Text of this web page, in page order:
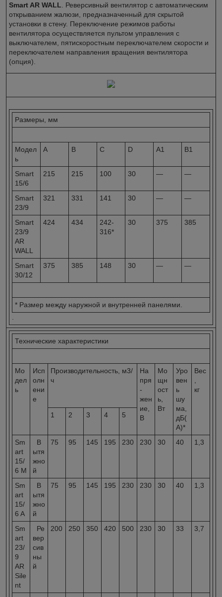
Smart AR WALL . Реверсивный вентилятор с автоматическим
открыванием жалюзи, предназначенный для скрытой
установки в стену. Переключение режимов работы
вентилятора осуществляется пультом управления с
выключателем, пятискоростным переключателем скорости и
переключателем направления вращения вентилятора
(опция).
Размеры, мм
Модел
ь
A B C D A1 B1
Smart
15/6
215 215 100 30 — —
Smart
23/9
321 331 141 30 — —
Smart
23/9
AR
WALL
424 434
242-
316*
30 375 385
Smart
30/12
375 385 148 30 — —
* Размер между наружной и внутренней панелями.
Технические характеристики
Мо
дел
ь
Исп
олн
ени
е
Производительность, м3/
ч
На
пря
-
жен
ие,
В
Мо
щн
ост
ь,
Вт
Уро
вен
ь
шу
ма,
дБ(
А)*
Вес
кг
1 2 3 4 5
Sm
art
15/
6 M
В
ытя
жно
й
75 95 145 195 230 230 30 40 1,3
Sm
art
15/
6 A
В
ытя
жно
й
75 95 145 195 230 230 30 40 1,3
Sm
art
23/
9
AR
Sile
nt
Ре
вер
сив
ны
й
200 250 350 420 500 230 30 33 3,7